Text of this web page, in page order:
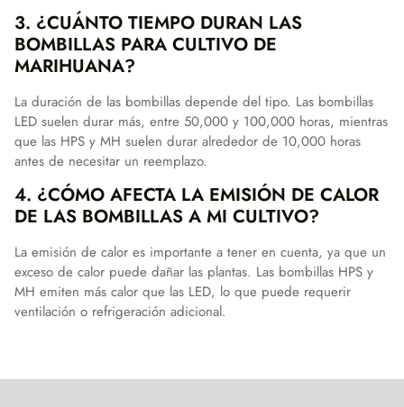
3. ¿CUÁNTO TIEMPO DURAN LAS
BOMBILLAS PARA CULTIVO DE
MARIHUANA?
La duración de las bombillas depende del tipo. Las bombillas
LED suelen durar más, entre 50,000 y 100,000 horas, mientras
que las HPS y MH suelen durar alrededor de 10,000 horas
antes de necesitar un reemplazo.
4. ¿CÓMO AFECTA LA EMISIÓN DE CALOR
DE LAS BOMBILLAS A MI CULTIVO?
La emisión de calor es importante a tener en cuenta, ya que un
exceso de calor puede dañar las plantas. Las bombillas HPS y
MH emiten más calor que las LED, lo que puede requerir
ventilación o refrigeración adicional.